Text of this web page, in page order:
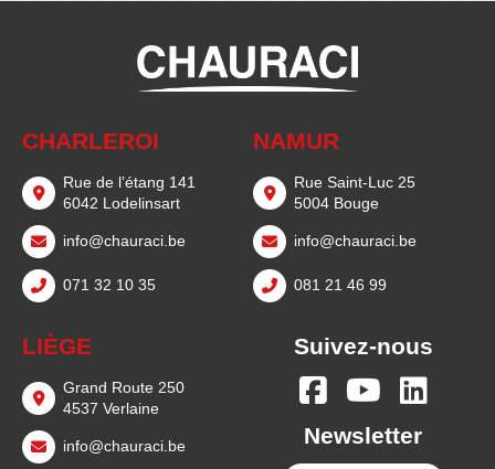
CHARLEROI
Rue de l’étang 141
6042 Lodelinsart
info@chauraci.be
071 32 10 35
NAMUR
Rue Saint-Luc 25
5004 Bouge
info@chauraci.be
081 21 46 99
LIÈGE
Grand Route 250
4537 Verlaine
info@chauraci.be
Suivez-nous
Newsletter